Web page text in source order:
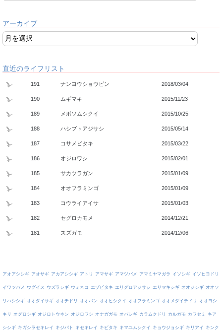
アーカイブ
直近のライフリスト
191 ナンヨウショウビン 2018/03/04
190 ムギマキ 2015/11/23
189 メボソムシクイ 2015/10/25
188 ハシブトアジサシ 2015/05/14
187 コサメビタキ 2015/03/22
186 オジロワシ 2015/02/01
185 サカツラガン 2015/01/09
184 オオフラミンゴ 2015/01/09
183 コウライアイサ 2015/01/03
182 セグロカモメ 2014/12/21
181 スズガモ 2014/12/06
アオアシシギ アオサギ アカアシシギ アトリ アマサギ アマツバメ アマミヤマガラ イソシギ イソヒヨドリ
イワツバメ ウグイス ウズラシギ ウミネコ エゾビタキ エリグロアジサシ エリマキシギ オオジシギ オオソ
リハシシギ オオダイサギ オオチドリ オオバン オオヒシクイ オオフラミンゴ オオメダイチドリ オオヨシ
キリ オグロシギ オジロトウネン オジロワシ オナガガモ オバシギ カラムクドリ カルガモ カワセミ キア
シシギ キガシラセキレイ キジバト キセキレイ キビタキ キマユムシクイ キョウジョシギ キリアイ キンク